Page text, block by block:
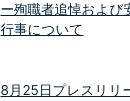
ー殉職者追悼および
行事について
8月25日プレスリリ